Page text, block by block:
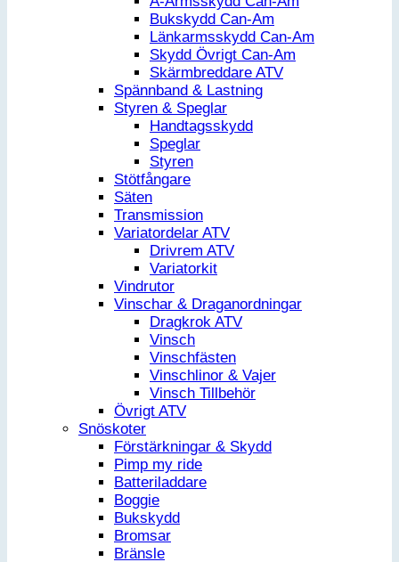
Bukskydd Can-Am
Länkarmsskydd Can-Am
Skydd Övrigt Can-Am
Skärmbreddare ATV
Spännband & Lastning
Styren & Speglar
Handtagsskydd
Speglar
Styren
Stötfångare
Säten
Transmission
Variatordelar ATV
Drivrem ATV
Variatorkit
Vindrutor
Vinschar & Draganordningar
Dragkrok ATV
Vinsch
Vinschfästen
Vinschlinor & Vajer
Vinsch Tillbehör
Övrigt ATV
Snöskoter
Förstärkningar & Skydd
Pimp my ride
Batteriladdare
Boggie
Bukskydd
Bromsar
Bränsle